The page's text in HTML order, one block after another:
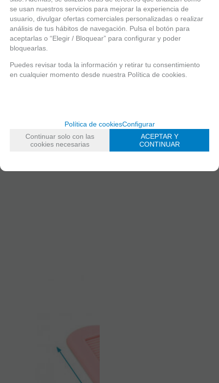
se usan nuestros servicios para mejorar la experiencia de
usuario, divulgar ofertas comerciales personalizadas o realizar
análisis de tus hábitos de navegación. Pulsa el botón para
aceptarlas o “Elegir / Bloquear” para configurar y poder
bloquearlas.
Puedes revisar toda la información y retirar tu consentimiento
en cualquier momento desde nuestra Política de cookies.
Política de cookiesConfigurar
Continuar solo con las
cookies necesarias
ACEPTAR Y
CONTINUAR